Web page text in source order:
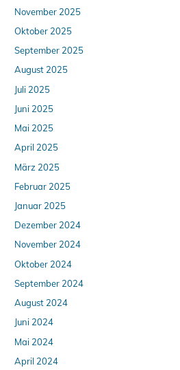
November 2025
Oktober 2025
September 2025
August 2025
Juli 2025
Juni 2025
Mai 2025
April 2025
März 2025
Februar 2025
Januar 2025
Dezember 2024
November 2024
Oktober 2024
September 2024
August 2024
Juni 2024
Mai 2024
April 2024